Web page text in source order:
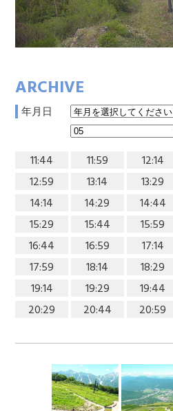
ARCHIVE
年月日
11:44 11:59 12:14
12:59
13:14 13:29
14:14
14:29 14:44
15:29
15:44 15:59
16:44
16:59 17:14
17:59
18:14 18:29
19:14
19:29 19:44
20:29
20:44 20:59